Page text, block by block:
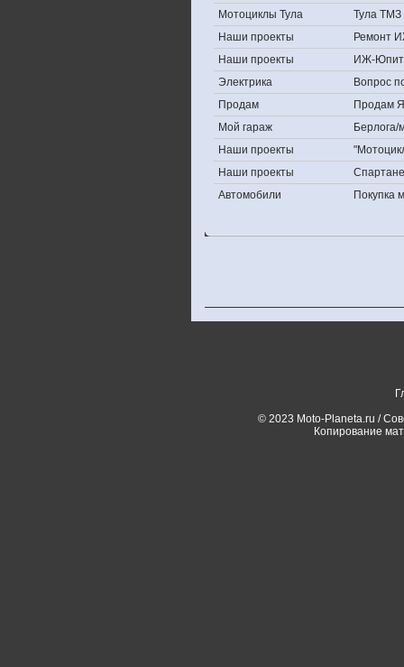
Мотоциклы Тула
Тула ТМЗ
Наши проекты
Ремонт
Наши проекты
ИЖ-
Электрика
Вопрос
Продам
Продам
Мой гараж
Берлога/
Наши проекты
Наши проекты
Автомобили
Покупка
© 2023 Moto-Planeta.ru /
Копирование